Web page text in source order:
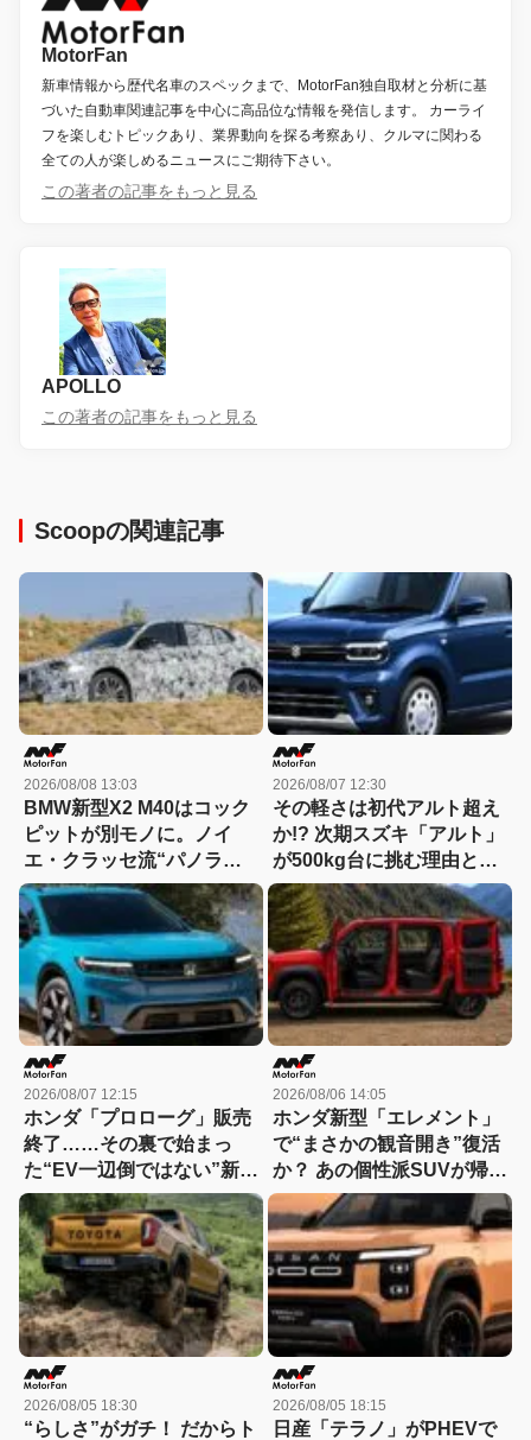
MotorFan
新車情報から歴代名車のスペックまで、MotorFan独自取材と分析に基
づいた自動車関連記事を中心に高品位な情報を発信します。 カーライ
フを楽しむトピックあり、業界動向を探る考察あり、クルマに関わる
全ての人が楽しめるニュースにご期待下さい。
この著者の記事をもっと見る
APOLLO
この著者の記事をもっと見る
Scoopの関連記事
2026/08/08 13:03
BMW新型X2 M40はコック
ピットが別モノに。ノイ
エ・クラッセ流“パノラミ
ック iDrive”採用へ
2026/08/07 12:30
その軽さは初代アルト超え
か!? 次期スズキ「アルト」
が500kg台に挑む理由と
は……「小・少・軽・短・
美」を極める！
2026/08/07 12:15
ホンダ「プロローグ」販売
終了……その裏で始まっ
た“EV一辺倒ではない”新戦
略とは？
2026/08/06 14:05
ホンダ新型「エレメント」
で“まさかの観音開き”復活
か？ あの個性派SUVが帰っ
てくる可能性
2026/08/05 18:30
“らしさ”がガチ！ だからト
2026/08/05 18:15
日産「テラノ」がPHEVで